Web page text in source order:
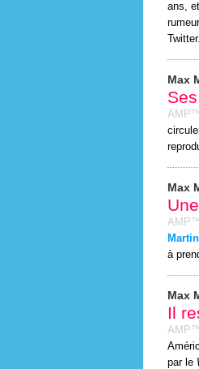
ans,
Twitter.
Max
Max
à
Max
Il
par le